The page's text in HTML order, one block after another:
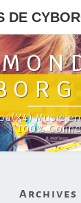
DE
100%
Archives